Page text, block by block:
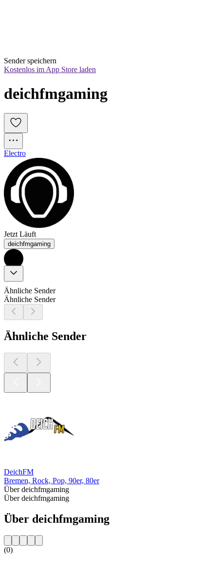
Sender speichern
Kostenlos im App Store laden
deichfmgaming
Electro
Jetzt Läuft
deichfmgaming
Ähnliche Sender
Ähnliche Sender
Ähnliche Sender
DeichFM
Bremen, Rock, Pop, 90er, 80er
Über deichfmgaming
Über deichfmgaming
Über deichfmgaming
(0)